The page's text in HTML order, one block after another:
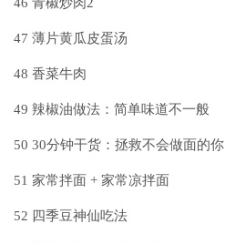
47 薄片黄瓜皮蛋汤
48 香菜牛肉
49 辣椒油做法：简单味道不一般
50 30分钟干货：拯救不会做面的你
51 家常拌面 + 家常凉拌面
52 四季豆神仙吃法